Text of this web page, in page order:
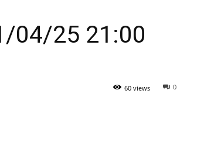
04/25 21:00
0
60 views